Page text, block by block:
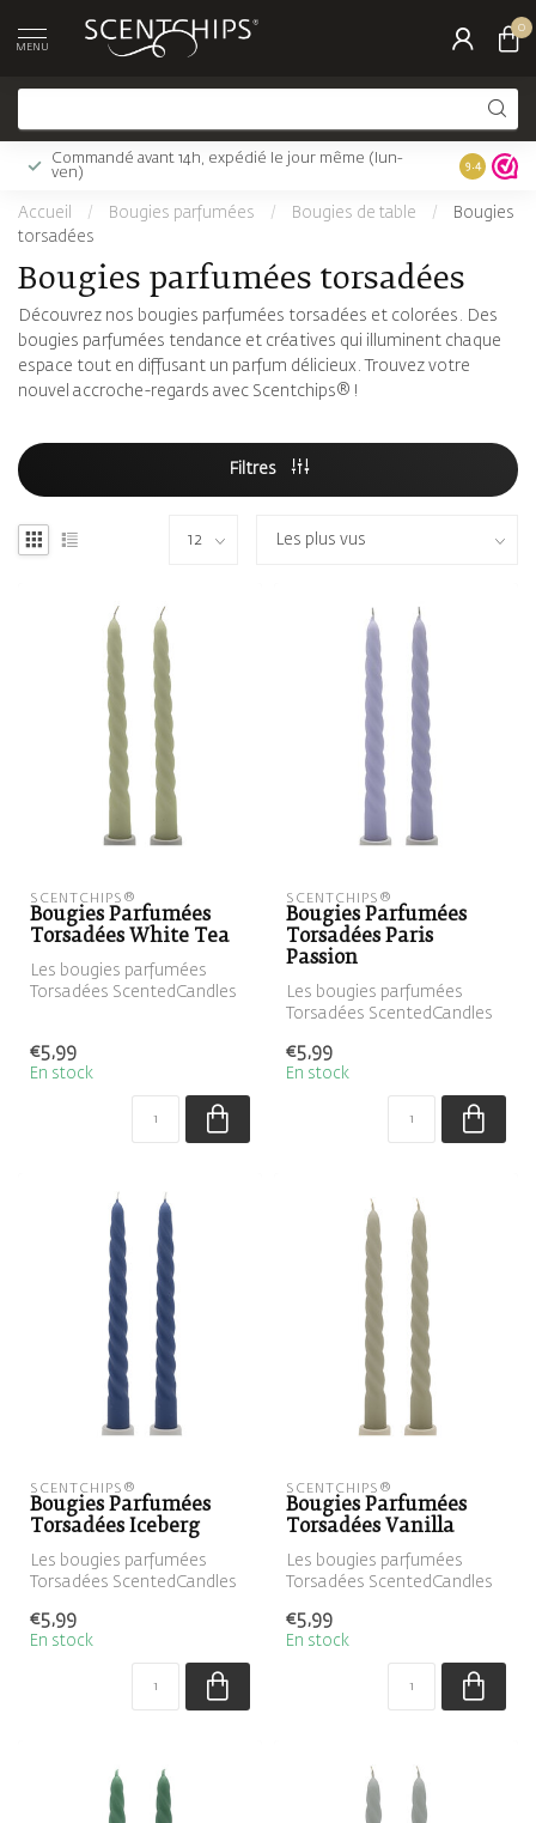
MENU
0
Commandé avant 14h, expédié le jour même (lun-
ven)
Livraison
9.4
Accueil / Bougies parfumées / Bougies de table /
Bougies
torsadées
Bougies parfumées torsadées
Découvrez nos bougies parfumées torsadées et colorées. Des
bougies parfumées tendance et créatives qui illuminent chaque
espace tout en diffusant un parfum délicieux. Trouvez votre
nouvel accroche-regards avec Scentchips® !
Filtres
SCENTCHIPS®
Bougies Parfumées
Torsadées White Tea
Les bougies parfumées
Torsadées ScentedCandles
€5,99
En stock
SCENTCHIPS®
Bougies Parfumées
Torsadées Paris
Passion
Les bougies parfumées
Torsadées ScentedCandles
parfu...
€5,99
En stock
SCENTCHIPS®
Bougies Parfumées
Torsadées Iceberg
Les bougies parfumées
Torsadées ScentedCandles
parfu...
€5,99
En stock
SCENTCHIPS®
Bougies Parfumées
Torsadées Vanilla
Les bougies parfumées
Torsadées ScentedCandles
parfu...
€5,99
En stock